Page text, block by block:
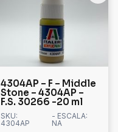
4304AP – F – Middle
Stone – 4304AP –
F.S. 30266 -20 ml
SKU:
4304AP
- ESCALA:
NA